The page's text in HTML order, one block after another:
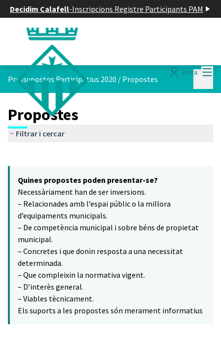
Decidim Calafell-Inscripcions Registre Participants PAM
Entra
Pressupostos Participatius 2020 / Propostes
Propostes
Filtrar i cercar
−
Quines propostes poden presentar-se?
Necessàriament han de ser inversions.
– Relacionades amb l’espai públic o la millora
d’equipaments municipals.
– De competència municipal i sobre béns de propietat
municipal.
– Concretes i que donin resposta a una necessitat
determinada.
– Que compleixin la normativa vigent.
– D’interès general.
– Viables tècnicament.
Els suports a les propostes són merament informatius